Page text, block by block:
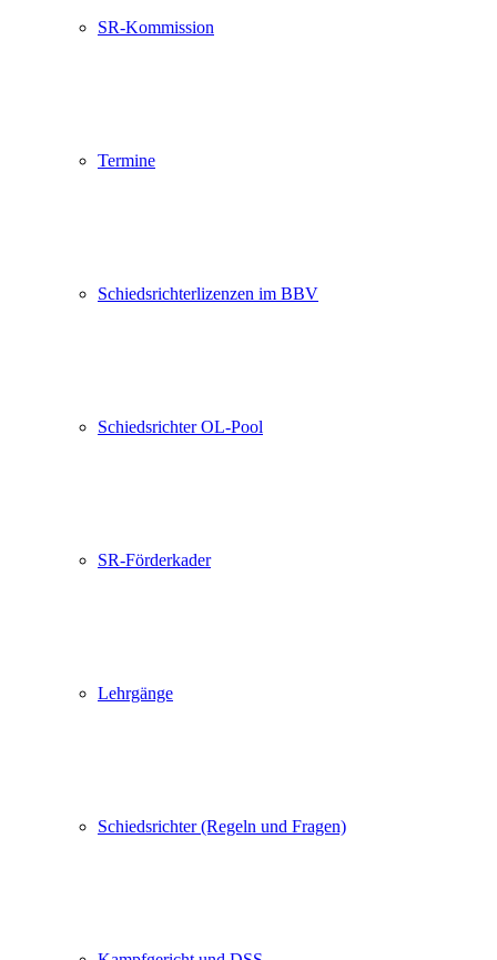
SR-Kommission
Termine
Schiedsrichterlizenzen im BBV
Schiedsrichter OL-Pool
SR-Förderkader
Lehrgänge
Schiedsrichter (Regeln und Fragen)